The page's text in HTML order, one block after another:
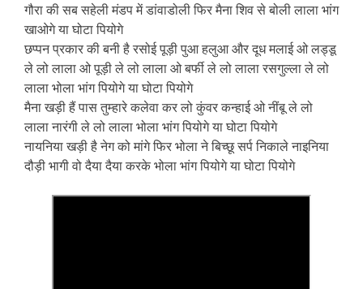
गौरा की सब सहेली मंडप में डांवाडोली फिर मैना शिव से बोली लाला भांग
खाओगे या घोटा पियोगे
छप्पन प्रकार की बनी है रसोई पूड़ी पुआ हलुआ और दूध मलाई ओ लड्डू
ले लो लाला ओ पूड़ी ले लो लाला ओ बर्फी ले लो लाला रसगुल्ला ले लो
लाला भोला भांग पियोगे या घोटा पियोगे
मैना खड़ी हैं पास तुम्हारे कलेवा कर लो कुंवर कन्हाई ओ नींबू ले लो
लाला नारंगी ले लो लाला भोला भांग पियोगे या घोटा पियोगे
नायनिया खड़ी है नेग को मांगे फिर भोला ने बिच्छू सर्प निकाले नाइनिया
दौड़ी भागी वो दैया दैया करके भोला भांग पियोगे या घोटा पियोगे